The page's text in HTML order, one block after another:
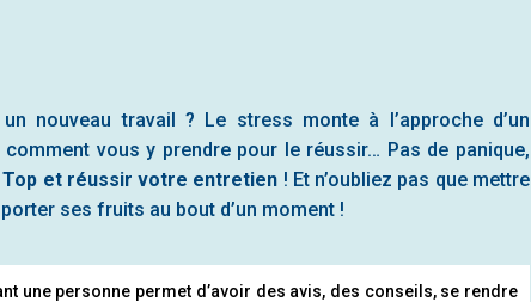
nouveau travail ? Le stress monte à l’approche d’un
vous y prendre pour le réussir… Pas de panique,
et réussir votre entretien ! Et n’oubliez pas que mettre
ses fruits au bout d’un moment !
une personne permet d’avoir des avis, des conseils, se rendre